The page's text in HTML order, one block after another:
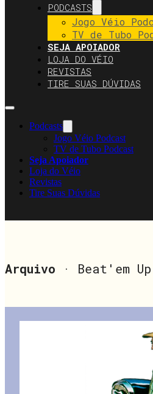
PODCASTS
Jogo Véio
TV de Tubo
SEJA APOIADOR
LOJA DO VÉIO
REVISTAS
TIRE SUAS DÚVIDAS
Podcasts
Jogo Véio Podcast
TV de Tubo Podcast
Seja Apoiador
Loja do Véio
Revistas
Tire Suas Dúvidas
Arquivo · Beat'em Up